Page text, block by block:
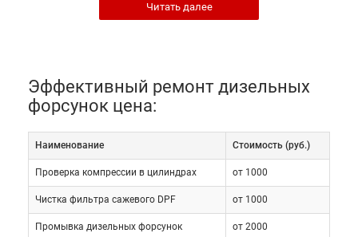
дизельных форсунок с гарантией высокого
восстановление двигателя и предлагаем
выгодную стоимость наших услуг.
Читать далее
Эффективный ремонт дизельных
форсунок цена:
Наименование Cтоимость (руб.)
Проверка компрессии в цилиндрах от 1000
Чистка фильтра сажевого DPF от 1000
Промывка дизельных форсунок от 2000